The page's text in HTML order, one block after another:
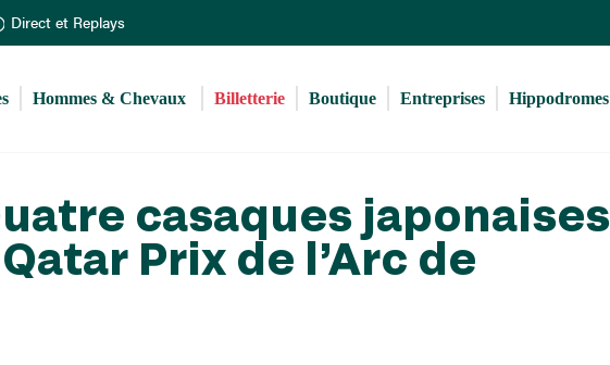
au
principal
Direct et Replays
Hommes & Chevaux Billetterie Boutique Entreprises Hippodromes
casaques japonaises
Prix de l’Arc de